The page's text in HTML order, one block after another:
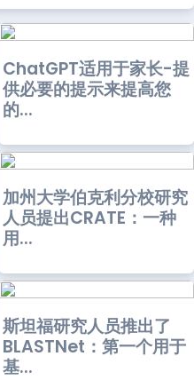
ChatGPT适用于家长-提
供必要的提示来提高您
的...
加州大学伯克利分校研究
人员提出CRATE：一种
用...
斯坦福研究人员推出了
BLASTNet：第一个用于
基...